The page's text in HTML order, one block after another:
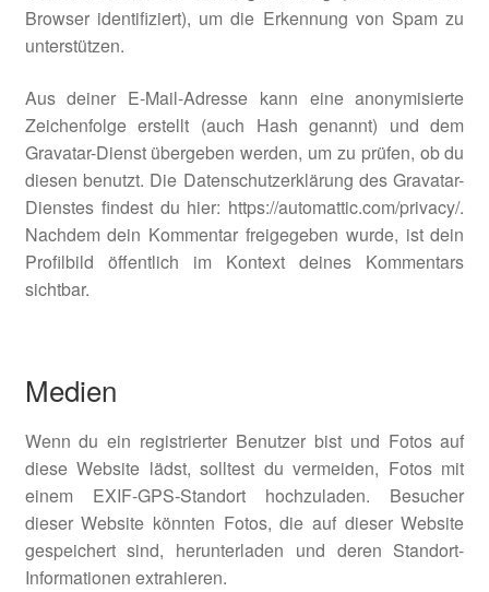
Leinen
Mein Konto
Shop
Versandarten
Warenkorb
Zahlungsarten
Browser identifiziert), um die Erkennung von Spam zu
unterstützen.
Aus deiner E-Mail-Adresse kann eine anonymisierte
Zeichenfolge erstellt (auch Hash genannt) und dem
Gravatar-Dienst übergeben werden, um zu prüfen, ob du
diesen benutzt. Die Datenschutzerklärung des Gravatar-
Dienstes findest du hier: https://automattic.com/privacy/.
Nachdem dein Kommentar freigegeben wurde, ist dein
Profilbild öffentlich im Kontext deines Kommentars
sichtbar.
Medien
Wenn du ein registrierter Benutzer bist und Fotos auf
diese Website lädst, solltest du vermeiden, Fotos mit
einem EXIF-GPS-Standort hochzuladen. Besucher
dieser Website könnten Fotos, die auf dieser Website
gespeichert sind, herunterladen und deren Standort-
Informationen extrahieren.